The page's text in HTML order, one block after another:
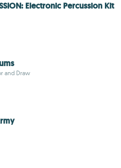
Electronic Percussion Kit
and Draw